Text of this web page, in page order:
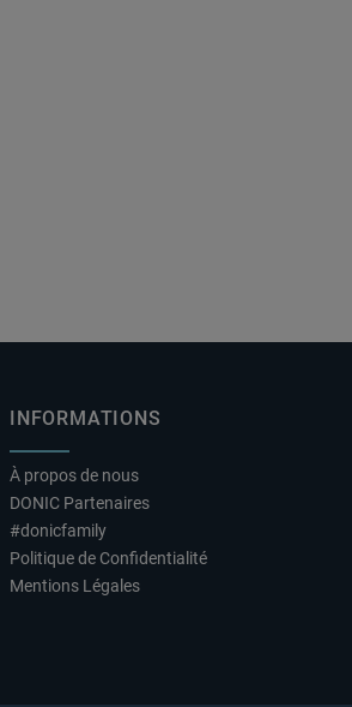
INFORMATIONS
À propos de nous
DONIC Partenaires
#donicfamily
Politique de Confidentialité
Mentions Légales